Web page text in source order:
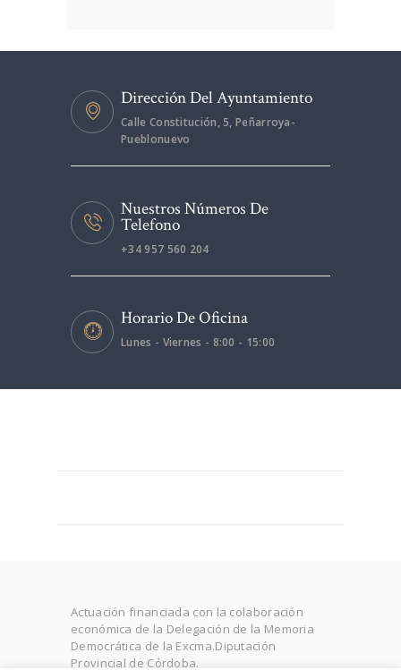
Dirección Del Ayuntamiento
Calle Constitución, 5, Peñarroya-
Pueblonuevo
Nuestros Números De
Telefono
+34 957 560 204
Horario De Oficina
Lunes - Viernes - 8:00 - 15:00
Actuación financiada con la colaboración
económica de la Delegación de la Memoria
Democrática de la Excma.Diputación
Provincial de Córdoba.